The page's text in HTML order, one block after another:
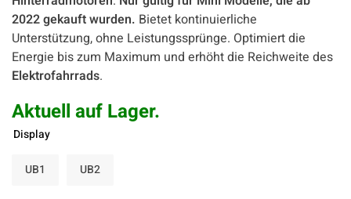
2022 gekauft wurden. Bietet kontinuierliche
Unterstützung, ohne Leistungssprünge. Optimiert die
Energie bis zum Maximum und erhöht die Reichweite des
Elektrofahrrads.
Aktuell auf Lager.
Display
UB1 UB2